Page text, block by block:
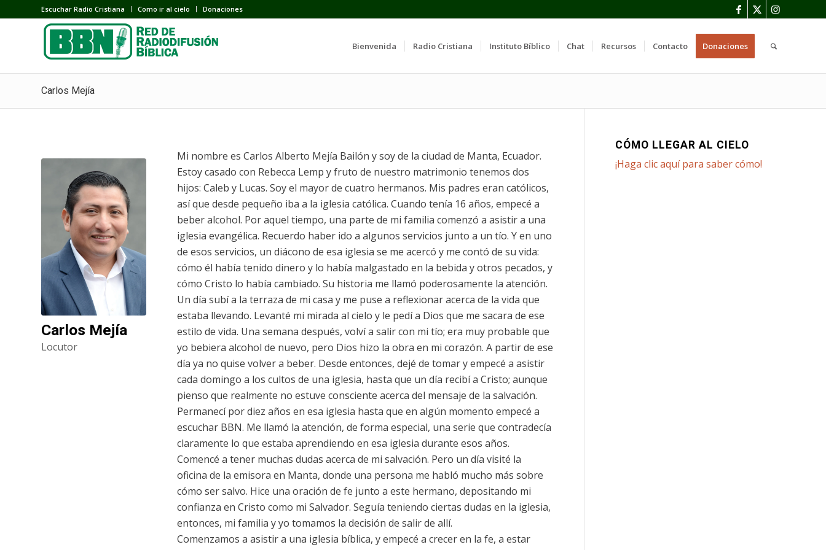
Escuchar Radio Cristiana Como ir al cielo Donaciones
Bienvenida Radio Cristiana Instituto Bíblico Chat Recursos Contacto Donaciones
Carlos Mejía
Carlos Mejía
Locutor
Mi nombre es Carlos Alberto Mejía Bailón y soy de la ciudad de Manta, Ecuador.
Estoy casado con Rebecca Lemp y fruto de nuestro matrimonio tenemos dos
hijos: Caleb y Lucas. Soy el mayor de cuatro hermanos. Mis padres eran católicos,
así que desde pequeño iba a la iglesia católica. Cuando tenía 16 años, empecé a
beber alcohol. Por aquel tiempo, una parte de mi familia comenzó a asistir a una
iglesia evangélica. Recuerdo haber ido a algunos servicios junto a un tío. Y en uno
de esos servicios, un diácono de esa iglesia se me acercó y me contó de su vida:
cómo él había tenido dinero y lo había malgastado en la bebida y otros pecados, y
cómo Cristo lo había cambiado. Su historia me llamó poderosamente la atención.
Un día subí a la terraza de mi casa y me puse a reflexionar acerca de la vida que
estaba llevando. Levanté mi mirada al cielo y le pedí a Dios que me sacara de ese
estilo de vida. Una semana después, volví a salir con mi tío; era muy probable que
yo bebiera alcohol de nuevo, pero Dios hizo la obra en mi corazón. A partir de ese
día ya no quise volver a beber. Desde entonces, dejé de tomar y empecé a asistir
cada domingo a los cultos de una iglesia, hasta que un día recibí a Cristo; aunque
pienso que realmente no estuve consciente acerca del mensaje de la salvación.
Permanecí por diez años en esa iglesia hasta que en algún momento empecé a
escuchar BBN. Me llamó la atención, de forma especial, una serie que contradecía
claramente lo que estaba aprendiendo en esa iglesia durante esos años.
Comencé a tener muchas dudas acerca de mi salvación. Pero un día visité la
oficina de la emisora en Manta, donde una persona me habló mucho más sobre
cómo ser salvo. Hice una oración de fe junto a este hermano, depositando mi
confianza en Cristo como mi Salvador. Seguía teniendo ciertas dudas en la iglesia,
entonces, mi familia y yo tomamos la decisión de salir de allí.
Comenzamos a asistir a una iglesia bíblica, y empecé a crecer en la fe, a estar
CÓMO LLEGAR AL CIELO
¡Haga clic aquí para saber cómo!